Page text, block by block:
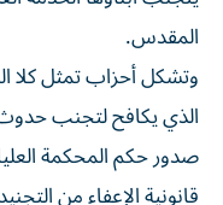
المقدس.
وتشكل أحزاب تمثل كلا
الذي يكافح لتجنب